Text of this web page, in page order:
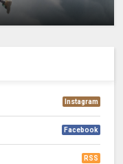
Instagram
Facebook
RSS